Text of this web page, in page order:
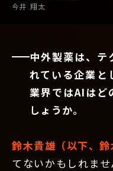
今井 翔太
中外製薬は、テ
れている企業と
業界ではAIはど
しょうか。
鈴木貴雄（以下、鈴
てないかもしれま